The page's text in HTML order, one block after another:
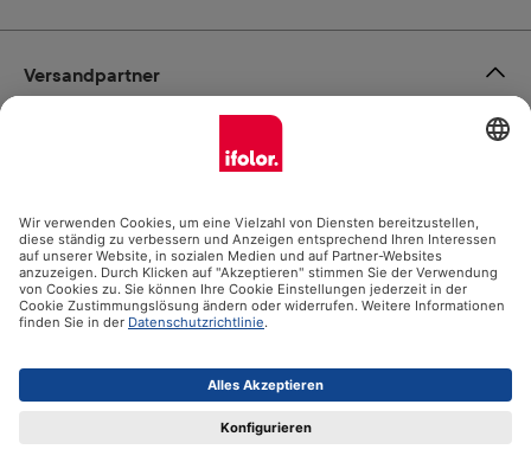
Zahlungsmöglichkeiten
Social Media
Versandpartner
Alle Preise inkl. gesetzl. Mehrwertsteuer zzgl.
und ggf. Nachnahmegebühren, wenn nicht anders angegeben.